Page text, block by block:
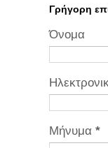
Γρήγορη
Όνομα
Μήνυμα *